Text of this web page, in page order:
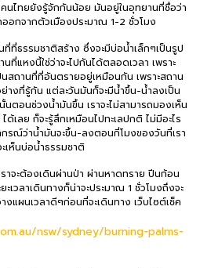
ไทยยังรู้จักกันน้อย มันอยู่ในอุทยานที่ชื่อว่า
อกจากตัวเมืองประมาณ 1-2 ชั่วโมง
ธรรมชาติสร้าง ซึ่งจะมีบ่อน้ำเล็กๆเป็นรูป
แหงนี้ใช่ว่าจะไปกันได้ตลอดเวลา เพราะ
สถานที่ที่อันตรายอยู่เหมือนกัน เพราะสถาน
างที่รู้กัน แต่ละวันมันก็จะมีน้ำขึ้น-น้ำลงเป็น
ตอนช่วงน้ำมันขึ้น เราจะไม่สามารถมองเห็น
เลย ก็จะรู้สึกเหมือนไปทะเลปกติ ไม่มีอะไร
รณ์ว่าน้ำมันจะขึ้น-ลงตอนกี่โมงของวันที่เรา
เห็นบ่อน้ำธรรมชาติ
จะต้องเดินผ่านป่า ผ่านหาดทราย ปีนก้อน
เวลาเดินทางก็น่าจะประมาณ 1 ชั่วโมงถึงจะ
แผนเวลาดีๆก่อนที่จะเดินทาง เว็บไซต์เช็ค
nsw/sydney/burning-palms-